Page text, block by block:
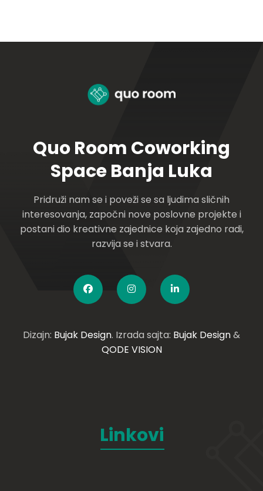
Quo Room Coworking
Space Banja Luka
Pridruži nam se i poveži se sa ljudima sličnih
interesovanja, započni nove poslovne projekte i
postani dio kreativne zajednice koja zajedno radi,
razvija se i stvara.
Dizajn: Bujak Design. Izrada sajta: Bujak Design&
QODE VISION
Linkovi